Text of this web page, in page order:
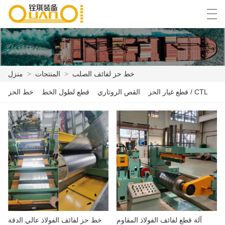
منزل
المنتجات
أخبار
حالة
مصنع العرض
الاتصال بنا
العربية বাংলা ভাষার English Español
منزل > المنتجات > خط حز لفائف الصلب
خط الحز قطع لطول الخط القص الروتاري قطع غيار الحز / CTL
خط حز لفائف الفولاذ عالي الدقة
آلة قطع لفائف الفولاذ المقاوم